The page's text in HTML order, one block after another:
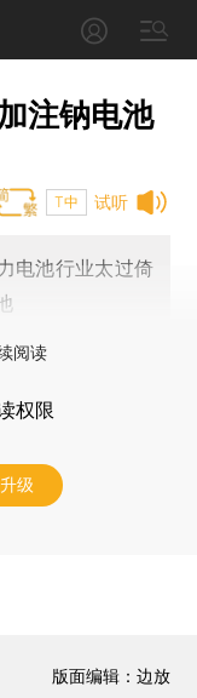
注钠电池
试听
T中
电池行业太过倚
阅读
权限
级
版面编辑：边放